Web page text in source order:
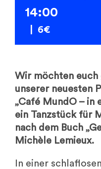
14:00
6€
Wir möchten euch
unserer neuesten
„Café MundO – in
ein Tanzstück für
nach dem Buch
Michèle Lemieux.
In einer